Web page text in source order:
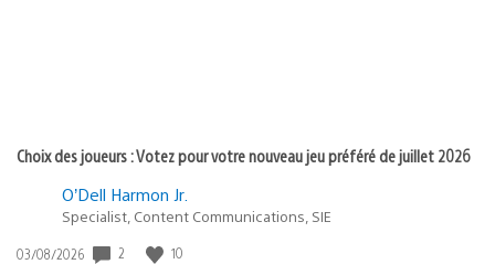
Choix des joueurs : Votez pour votre nouveau jeu préféré de juillet 2026
O’Dell Harmon Jr.
Specialist, Content Communications, SIE
Date
03/08/2026 2 10